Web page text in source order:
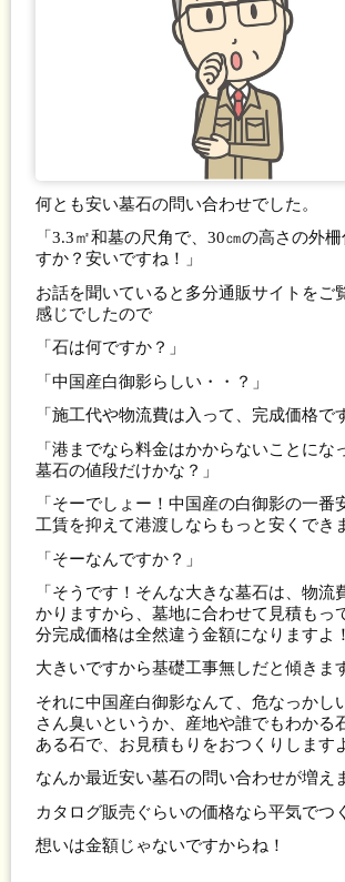
何とも安い墓石の問い合わせでした。
「3.3㎡和墓の尺角で、30㎝の高さの外
すか？安いですね！」
お話を聞いていると多分通販サイトをご
感じでしたので
「石は何ですか？」
「中国産白御影らしい・・？」
「施工代や物流費は入って、完成価格で
「港までなら料金はかからないことにな
墓石の値段だけかな？」
「そーでしょー！中国産の白御影の一番
工賃を抑えて港渡しならもっと安くでき
「そーなんですか？」
「そうです！そんな大きな墓石は、物流
かりますから、墓地に合わせて見積もっ
分完成価格は全然違う金額になりますよ！
大きいですから基礎工事無しだと傾きま
それに中国産白御影なんて、危なっかし
さん臭いというか、産地や誰でもわかる
ある石で、お見積もりをおつくりします
なんか最近安い墓石の問い合わせが増
カタログ販売ぐらいの価格なら平気でつ
想いは金額じゃないですからね！